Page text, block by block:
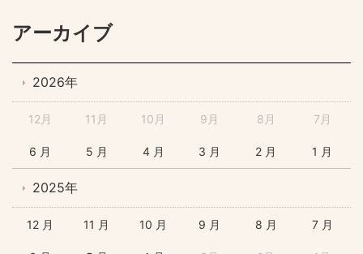
アーカイブ
2026年
12月 11月 10月 9月 8月 7月
6 月 5 月 4 月 3 月 2 月 1 月
2025年
12 月 11 月 10 月 9 月 8 月 7 月